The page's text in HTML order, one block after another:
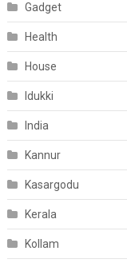
Gadget
Health
House
Idukki
India
Kannur
Kasargodu
Kerala
Kollam